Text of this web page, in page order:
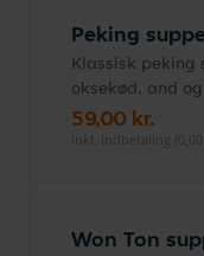
Peking
Klassisk peking
oksekød, and
59,00 kr.
inkl. indbetaling (0,00
Won Ton